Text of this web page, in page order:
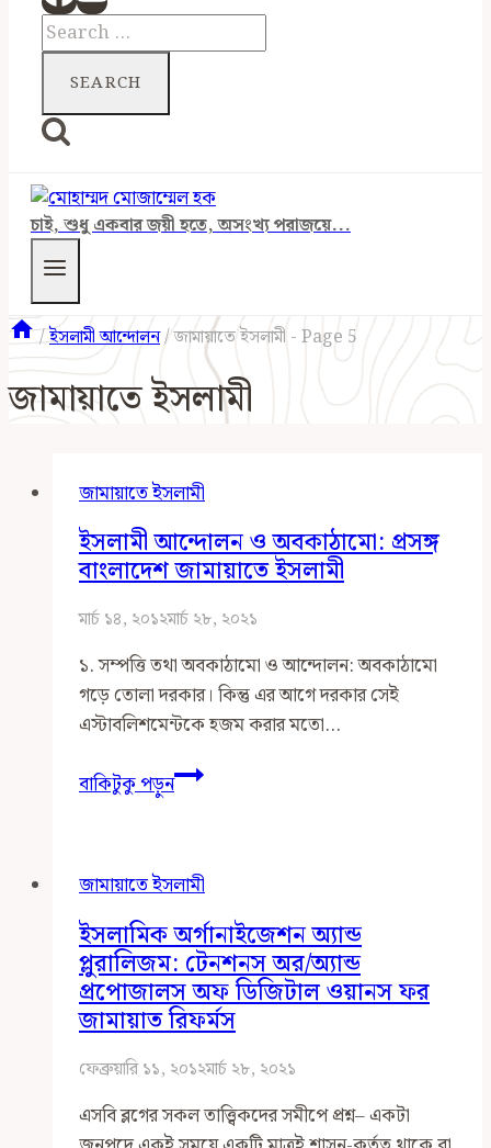
Search
for:
চাই, শুধু একবার জয়ী হতে, অসংখ্য পরাজয়ে...
/ইসলামী আন্দোলন/জামায়াতে ইসলামী - Page 5
জামায়াতে ইসলামী
জামায়াতে ইসলামী
ইসলামী আন্দোলন ও অবকাঠামো: প্রসঙ্গ
বাংলাদেশ জামায়াতে ইসলামী
মার্চ ১৪, ২০১২মার্চ ২৮, ২০২১
১. সম্পত্তি তথা অবকাঠামো ও আন্দোলন: অবকাঠামো
গড়ে তোলা দরকার। কিন্তু এর আগে দরকার সেই
এস্টাবলিশমেন্টকে হজম করার মতো…
বাকিটুকু পড়ুনইসলামী
আন্দোলন
প্রসঙ্গ
বাংলাদেশ
জামায়াতে
ইসলামী
জামায়াতে ইসলামী
ইসলামিক অর্গানাইজেশন অ্যান্ড
প্লুরালিজম: টেনশনস অর/অ্যান্ড
প্রপোজালস অফ ডিজিটাল ওয়ানস ফর
জামায়াত রিফর্মস
ফেব্রুয়ারি ১১, ২০১২মার্চ ২৮, ২০২১
এসবি ব্লগের সকল তাত্ত্বিকদের সমীপে প্রশ্ন– একটা